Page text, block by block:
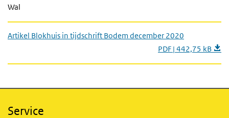
Wal
Artikel Blokhuis in tijdschrift Bodem december 2020
PDF | 442,75 kB
Service